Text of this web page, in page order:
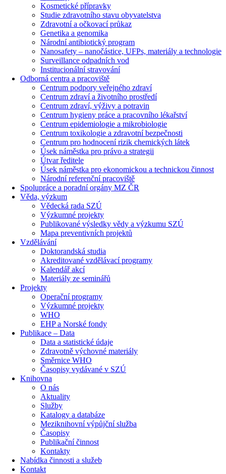
Kosmetické přípravky
Studie zdravotního stavu obyvatelstva
Zdravotní a očkovací průkaz
Genetika a genomika
Národní antibiotický program
Nanosafety – nanočástice, UFPs, materiály a technologie
Surveillance odpadních vod
Institucionální stravování
Odborná centra a pracoviště
Centrum podpory veřejného zdraví
Centrum zdraví a životního prostředí
Centrum zdraví, výživy a potravin
Centrum hygieny práce a pracovního lékařství
Centrum epidemiologie a mikrobiologie
Centrum toxikologie a zdravotní bezpečnosti
Centrum pro hodnocení rizik chemických látek
Úsek náměstka pro právo a strategii
Útvar ředitele
Úsek náměstka pro ekonomickou a technickou činnost
Národní referenční pracoviště
Spolupráce a poradní orgány MZ ČR
Věda, výzkum
Vědecká rada SZÚ
Výzkumné projekty
Publikované výsledky vědy a výzkumu SZÚ
Mapa preventivních projektů
Vzdělávání
Doktorandská studia
Akreditované vzdělávací programy
Kalendář akcí
Materiály ze seminářů
Projekty
Operační programy
Výzkumné projekty
WHO
EHP a Norské fondy
Publikace – Data
Data a statistické údaje
Zdravotně výchovné materiály
Směrnice WHO
Časopisy vydávané v SZÚ
Knihovna
O nás
Aktuality
Služby
Katalogy a databáze
Meziknihovní výpůjční služba
Časopisy
Publikační činnost
Kontakty
Nabídka činnosti a služeb
Kontakt